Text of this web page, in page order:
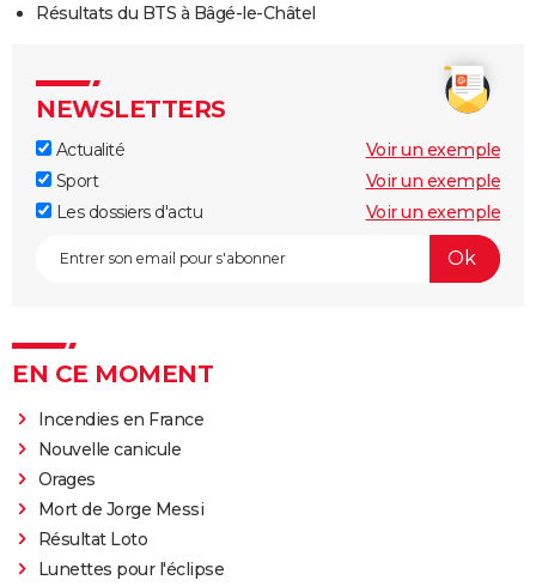
Résultats du BTS à Bâgé-le-Châtel
NEWSLETTERS
Actualité
Voir un exemple
Sport
Voir un exemple
Les dossiers d'actu
Voir un exemple
EN CE MOMENT
Incendies en France
Nouvelle canicule
Orages
Mort de Jorge Messi
Résultat Loto
Lunettes pour l'éclipse